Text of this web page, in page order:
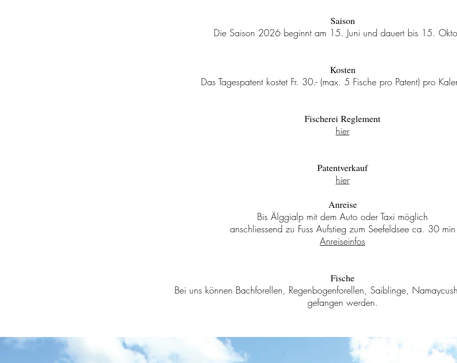
Saison
Die Saison 2026 beginnt am 15. Juni und dauert bis 15.
Kosten
Das Tagespatent kostet Fr. 30.- (max. 5 Fische pro Patent) pro
Fischerei Reglement
hier
Patentverkauf
hier
Anreise
Bis Älggialp mit dem Auto oder Taxi möglich
anschliessend zu Fuss Aufstieg zum Seefeldsee ca. 30 min
Anreiseinfos
Fische
Bei uns können Bachforellen, Regenbogenforellen, Saiblinge,
gefangen werden.